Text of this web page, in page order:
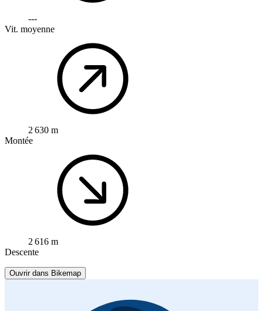
---
Vit. moyenne
2 630 m
Montée
2 616 m
Descente
Ouvrir dans Bikemap